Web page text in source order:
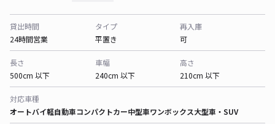
貸出時間
24時間営業
タイプ
平置き
再入庫
可
長さ
500cm 以下
車幅
240cm 以下
高さ
210cm 以下
対応車種
オートバイ軽自動車コンパクトカー中型車ワンボックス大型車・SUV